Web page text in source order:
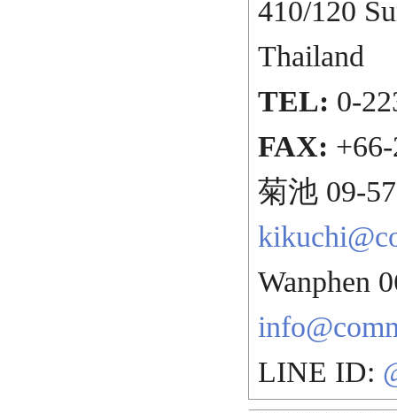
410/120
Thailand
TEL: 0-
FAX:
菊池 09-
Wanphen
LINE ID: